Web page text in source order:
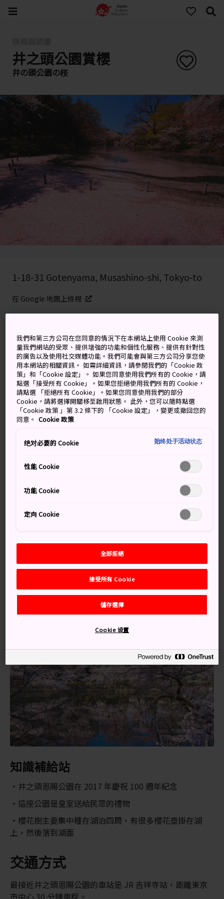
井之頭公園賞櫻
井の頭公園の桜
1-18-31 Gotenyama, Musashino-shi, Tokyo-to
在 Google 地圖上檢視
關鍵字 地圖
東京最美公園之一，也是極佳的
賞櫻地點
泊，是東京迷人的賞櫻地點。
萬勿錯過
從 3 月底到 4 月初，欣賞盛開的櫻花
參觀位於公園南邊，知名的「三鷹之森吉卜力美
術館」；門票須事先預約
知識補給站
井之頭恩賜公園在 2017 年慶祝 100 週年紀念
這座公園是皇室送給民眾的禮物
櫻花樹主要集中種在湖泊四周，有很多櫻花垂掛在湖
上，然後落到湖面
交通方式
最接近井之頭恩賜公園的車站是 JR 吉祥寺站，距離東京
市中心 30 分鐘車程。
我們和第三方公司在您同意的情況下在本網站上使用 Cookie 來測
量我們網站的受眾、提供增強的功能和個性化服務、提供有針對性
的廣告以及使用社交媒體功能。我們可能會與第三方公司分享您使
用本網站的相關資訊。 如需詳細資訊，請參閱我們的「Cookie 政
策」和「Cookie 設定」。 如果您同意使用我們所有的 Cookie，請
點選「接受所有 Cookie」。如果您拒絕使用我們所有的 Cookie，
請點選 「拒絕所有 Cookie」。如果您同意使用我們的部分
Cookie，請將選擇開關移至啟用狀態。 此外，您可以隨時點選
「Cookie 政策 」第 3.2 條下的 「Cookie 設定」，變更或撤回您的
同意。 Cookie 政策
绝对必要的 Cookie 始终处于活动状态
性能 Cookie
功能 Cookie
定向 Cookie
全部拒絕
接受所有 Cookie
儲存選擇
Cookie 设置